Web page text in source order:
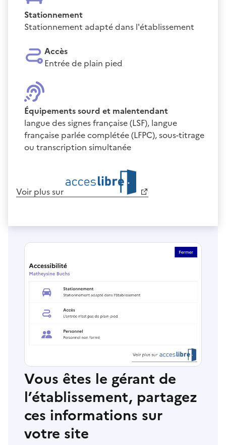
Stationnement
Stationnement adapté dans l'établissement
Accès
Entrée de plain pied
Équipements sourd et malentendant
langue des signes française (LSF), langue
française parlée complétée (LFPC), sous-titrage
ou transcription simultanée
Voir plus sur
Vous êtes le gérant de
l’établissement, partagez
ces informations sur
votre site